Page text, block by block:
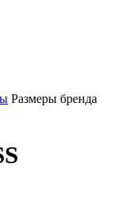
Размеры бренда